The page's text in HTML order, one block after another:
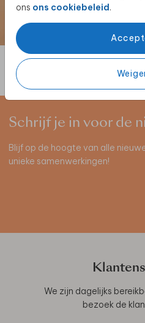
ons ons cookiebeleid.
Schrijf je in voor de
Blijf op de hoogte van alle
unieke samenwerkingen!
We zijn dagelijks
bezoek de